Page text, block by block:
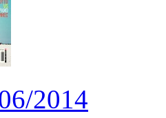
2014